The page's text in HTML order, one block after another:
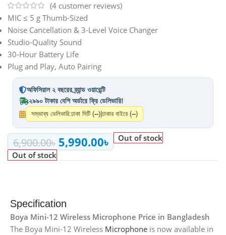
(4 customer reviews)
MIC ≤ 5 g Thumb-Sized
Noise Cancellation & 3-Level Voice Changer
Studio-Quality Sound
30-Hour Battery Life
Plug and Play, Auto Pairing
অফিসিয়াল ২ বছরের ব্র্যান্ড ওয়ারেন্টি
২৯৯০ টাকার বেশি অর্ডারে ফ্রি ডেলিভারি!
সম্ভাব্য ডেলিভারি:ঢাকা সিটি (--) ঢাকার বাইরে (--)
6,900.00৳ 5,990.00৳
Out of stock
Out of stock
Specification
Boya Mini-12 Wireless Microphone Price in Bangladesh
The Boya Mini-12 Wireless Microphone is now available in